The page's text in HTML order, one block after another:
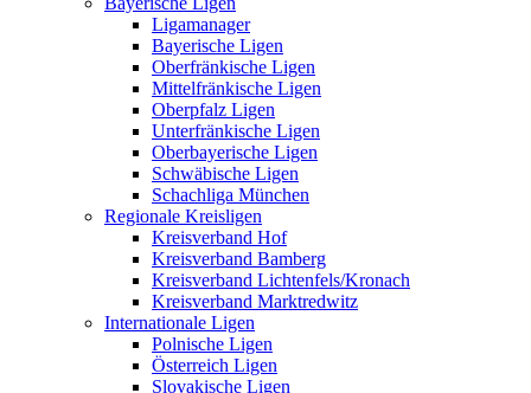
Ligamanager
Bayerische Ligen
Oberfränkische Ligen
Mittelfränkische Ligen
Oberpfalz Ligen
Unterfränkische Ligen
Oberbayerische Ligen
Schwäbische Ligen
Schachliga München
Regionale Kreisligen
Kreisverband Hof
Kreisverband Bamberg
Kreisverband Lichtenfels/Kronach
Kreisverband Marktredwitz
Internationale Ligen
Polnische Ligen
Österreich Ligen
Slovakische Ligen